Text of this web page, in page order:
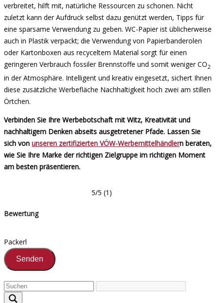
verbreitet, hilft mit, natürliche Ressourcen zu schonen. Nicht
zuletzt kann der Aufdruck selbst dazu genützt werden, Tipps für
eine sparsame Verwendung zu geben. WC-Papier ist üblicherweise
auch in Plastik verpackt; die Verwendung von Papierbanderolen
oder Kartonboxen aus recyceltem Material sorgt für einen
geringeren Verbrauch fossiler Brennstoffe und somit weniger CO2
in der Atmosphäre. Intelligent und kreativ eingesetzt, sichert Ihnen
diese zusätzliche Werbefläche Nachhaltigkeit hoch zwei am stillen
Örtchen.
Verbinden Sie Ihre Werbebotschaft mit Witz, Kreativität und
nachhaltigem Denken abseits ausgetretener Pfade. Lassen Sie
sich von unseren zertifizierten VÖW-Werbemittelhändlern beraten,
wie Sie Ihre Marke der richtigen Zielgruppe im richtigen Moment
am besten präsentieren.
5/5 (1)
Bewertung
Packerl